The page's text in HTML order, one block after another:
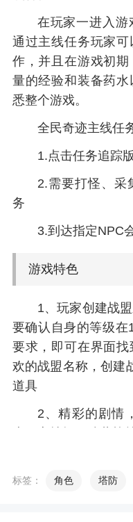
在玩家一进入游
通过主线任务玩家
作，并且在游戏初
量的经验和装备药
悉整个游戏。
全民奇迹主线任
1.点击任务追踪
2.需要打怪、
务
3.到达指定
游戏特色
1、玩家创建战
要确认自身的等级
要求，即可在界面
欢的战盟名称，创建
道具
2、精彩的剧情
动结束后，根据玩家
标签： 角色 塔防